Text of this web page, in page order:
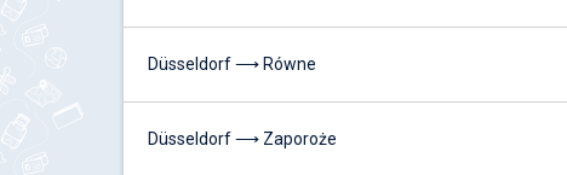
Düsseldorf ⟶ Równe
Düsseldorf ⟶ Zaporoże